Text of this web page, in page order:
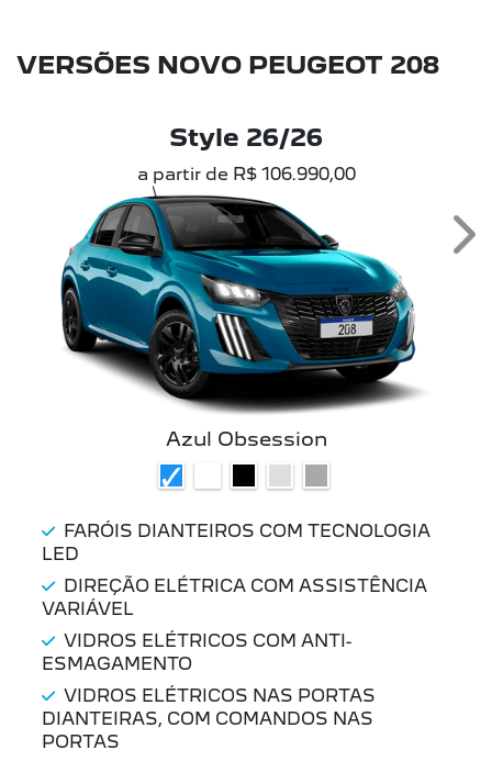
VERSÕES NOVO PEUGEOT 208
Style 26/26
a partir de R$ 106.990,00
Azul Obsession
FARÓIS DIANTEIROS COM TECNOLOGIA
LED
DIREÇÃO ELÉTRICA COM ASSISTÊNCIA
VARIÁVEL
VIDROS ELÉTRICOS COM ANTI-
ESMAGAMENTO
VIDROS ELÉTRICOS NAS PORTAS
DIANTEIRAS, COM COMANDOS NAS
PORTAS